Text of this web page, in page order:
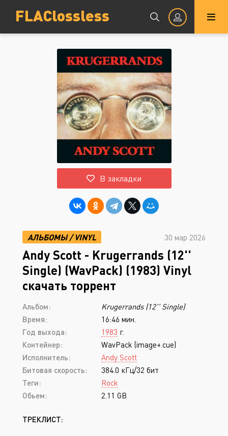
FLAClossless
Запомнить
ВОЙТИ НА САЙТ
Восстановить пароль
Или войти через
В закладки
АЛЬБОМЫ/VINYL 30 мар 2026
Andy Scott - Krugerrands (12''
Single) (WavPack) (1983) Vinyl
скачать торрент
Альбом:
Krugerrands (12'' Single)
Время:
16:46 мин.
Год выхода:
1983 г.
Контейнер:
WavPack (image+.cue)
Исполнитель:
Andy Scott
Битовая скорость:
384.0 кГц/32 бит
Теги:
Rock
Обьем:
2.11 GB
ТРЕКЛИСТ: